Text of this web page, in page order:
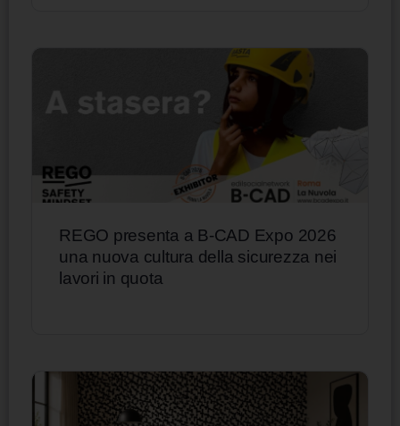
REGO presenta a B-CAD Expo 2026
una nuova cultura della sicurezza nei
lavori in quota